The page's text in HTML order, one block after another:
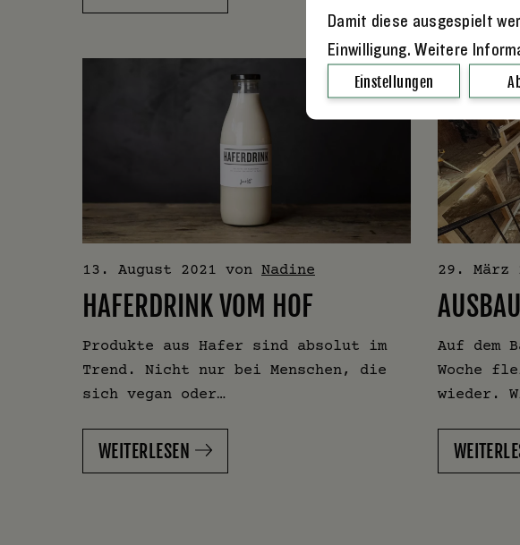
13. August 2021 von Nadine
HAFERDRINK VOM HOF
Produkte aus Hafer sind absolut im
Trend. Nicht nur bei Menschen, die
sich vegan oder…
WEITERLESEN
29. März
Auf dem
Woche
wieder.
Damit diese ausgespielt
Einwilligung. Weitere
Einstellungen